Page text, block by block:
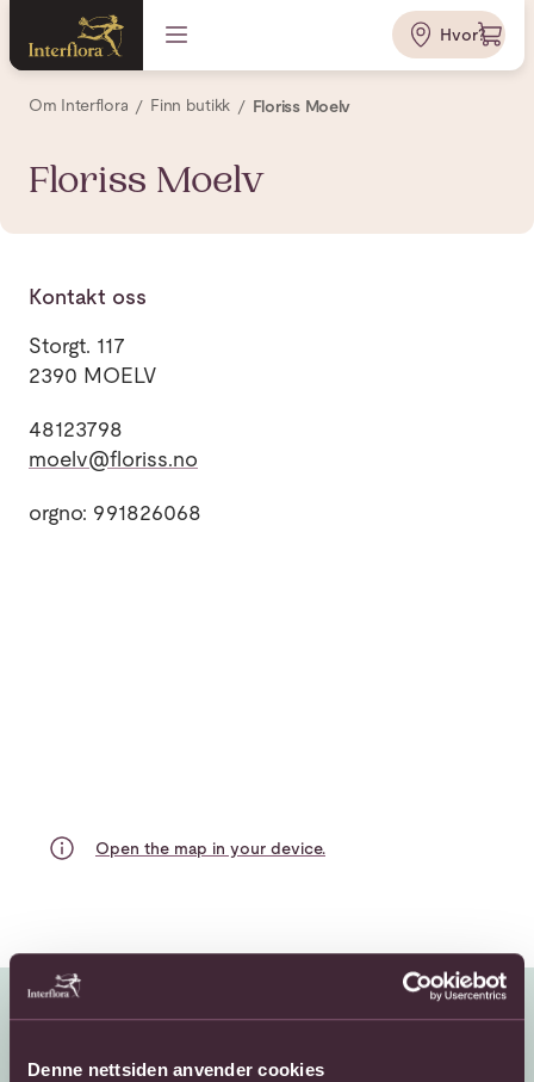
Denne nettsiden anvender cookies
Hvor?
Om Interflora Finn butikk Floriss Moelv
Floriss Moelv
Kontakt oss
Storgt. 117
2390 MOELV
48123798
moelv@floriss.no
orgno: 991826068
Open the map in your device.